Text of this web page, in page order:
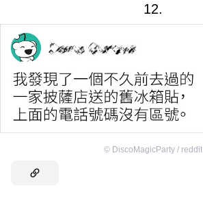
12.
© DiscoMagicParty / reddit